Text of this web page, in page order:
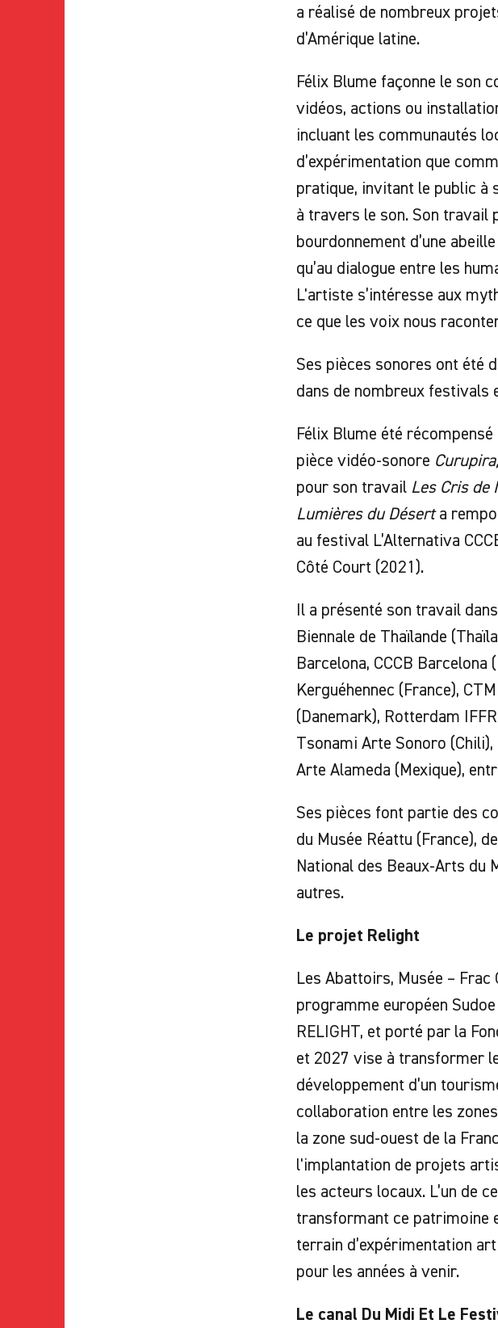
a réalisé de nombreux
d’Amérique latine.
Félix Blume façonne le son
vidéos, actions ou
incluant les communautés
d’expérimentation que
pratique, invitant le public à
à travers le son. Son travail
bourdonnement d’une
qu’au dialogue entre les
L'artiste s’intéresse aux
ce que les voix nous
Ses pièces sonores ont été
dans de nombreux festivals
Félix Blume été
pièce vidéo-sonore
pour son travail Les Cris de
Lumières du Déserta
au festival L’Alternativa
Côté Court (2021).
Il a présenté son travail
Biennale de Thaïlande
Barcelona, CCCB Barcelona
Kerguéhennec (France),
(Danemark), Rotterdam
Tsonami Arte Sonoro
Arte Alameda (Mexique),
Ses pièces font partie des
du Musée Réattu (France),
National des Beaux-Arts du
autres.
Le projet Relight
Les Abattoirs, Musée –
programme européen
RELIGHT, et porté par la
et 2027 vise à transformer
développement d’un
collaboration entre les
la zone sud-ouest de la
l'implantation de projets
les acteurs locaux. L’un de
transformant ce patrimoine
terrain d’expérimentation
pour les années à venir.
Le canal Du Midi Et Le